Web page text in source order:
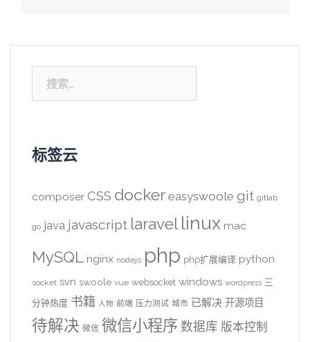
索：
标签云
composer CSS docker easyswoole git gitlab
go java javascript laravel linux mac
MySQL nginx nodejs php php扩展编译 python
socket svn swoole vue websocket windows wordpress 三
分钟热度 书籍 人物 前端 压力测试 城市 已解决 开源项目
待解决 微信 微信小程序 数据库 版本控制